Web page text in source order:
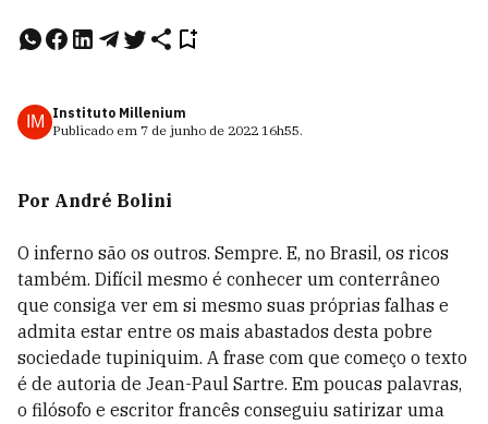
IM
Instituto Millenium
Publicado em 7 de junho de 2022 16h55.
Por André Bolini
O inferno são os outros. Sempre. E, no Brasil, os ricos
também. Difícil mesmo é conhecer um conterrâneo
que consiga ver em si mesmo suas próprias falhas e
admita estar entre os mais abastados desta pobre
sociedade tupiniquim. A frase com que começo o texto
é de autoria de Jean-Paul Sartre. Em poucas palavras,
o filósofo e escritor francês conseguiu satirizar uma